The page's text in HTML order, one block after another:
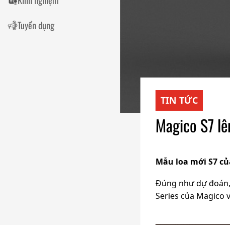
Tuyển dụng
TIN TỨC
Magico S7
Mẫu loa mới S7
Đúng như dự
Series của